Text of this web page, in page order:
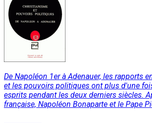
De Napoléon 1er à Adenauer, les rapports
et les pouvoirs politiques ont plus d'une
esprits pendant les deux derniers siècles.
française, Napoléon Bonaparte et le Pape